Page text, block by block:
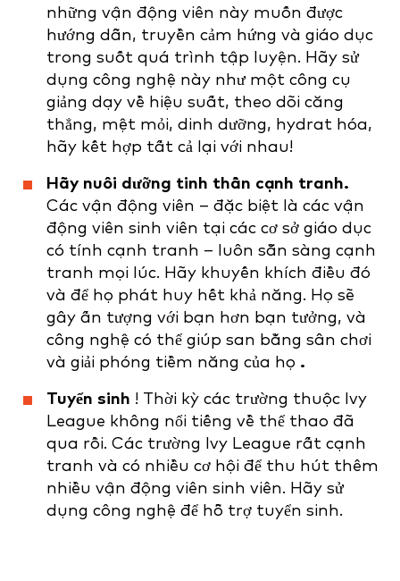
những vận động viên này muốn được
hướng dẫn, truyền cảm hứng và giáo dục
trong suốt quá trình tập luyện. Hãy sử
dụng công nghệ này như một công cụ
giảng dạy về hiệu suất, theo dõi căng
thẳng, mệt mỏi, dinh dưỡng, hydrat hóa,
hãy kết hợp tất cả lại với nhau!
Hãy nuôi dưỡng tinh thần cạnh tranh.
Các vận động viên – đặc biệt là các vận
động viên sinh viên tại các cơ sở giáo dục
có tính cạnh tranh – luôn sẵn sàng cạnh
tranh mọi lúc. Hãy khuyến khích điều đó
và để họ phát huy hết khả năng. Họ sẽ
gây ấn tượng với bạn hơn bạn tưởng, và
công nghệ có thể giúp san bằng sân chơi
và giải phóng tiềm năng của họ .
Tuyển sinh ! Thời kỳ các trường thuộc Ivy
League không nổi tiếng về thể thao đã
qua rồi. Các trường Ivy League rất cạnh
tranh và có nhiều cơ hội để thu hút thêm
nhiều vận động viên sinh viên. Hãy sử
dụng công nghệ để hỗ trợ tuyển sinh.